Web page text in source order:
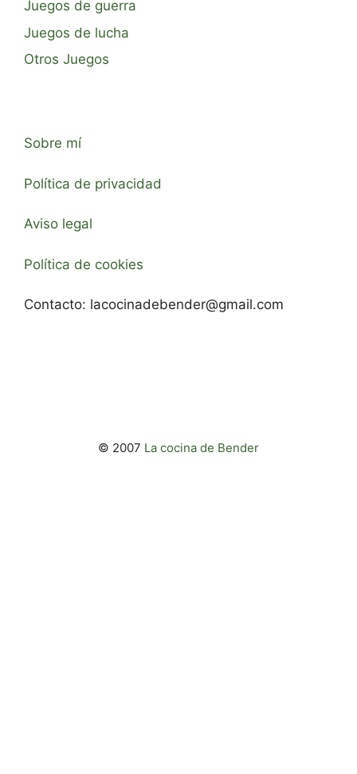
Juegos de guerra
Juegos de lucha
Otros Juegos
Sobre mí
Política de privacidad
Aviso legal
Política de cookies
Contacto: lacocinadebender@gmail.com
© 2007 La cocina de Bender